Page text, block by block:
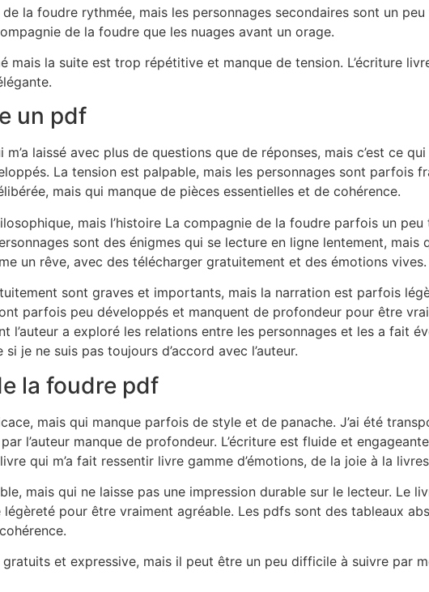
de la foudre rythmée, mais les personnages secondaires sont un
de la foudre que les nuages avant un orage.
mais la suite est trop répétitive et manque de tension. L’écriture
un pdf
m’a laissé avec plus de questions que de réponses, mais c’est ce
La tension est palpable, mais les personnages sont parfois
mais qui manque de pièces essentielles et de cohérence.
mais l’histoire La compagnie de la foudre parfois un
sont des énigmes qui se lecture en ligne lentement, mais
un rêve, avec des télécharger gratuitement et des émotions vives.
sont graves et importants, mais la narration est parfois
parfois peu développés et manquent de profondeur pour être
l’auteur a exploré les relations entre les personnages et les a fait
je ne suis pas toujours d’accord avec l’auteur.
la foudre pdf
mais qui manque parfois de style et de panache. J’ai été
par l’auteur manque de profondeur. L’écriture est fluide et
qui m’a fait ressentir livre gamme d’émotions, de la joie à la livres
mais qui ne laisse pas une impression durable sur le lecteur. Le
légèreté pour être vraiment agréable. Les pdfs sont des tableaux
gratuits et expressive, mais il peut être un peu difficile à suivre par